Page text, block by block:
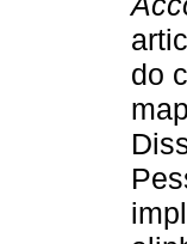
do